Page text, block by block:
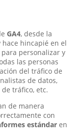
GA4, desde la
hincapié en el
para personalizar y
las personas
del tráfico de
de datos,
tráfico, etc.
de manera
con
estándar en